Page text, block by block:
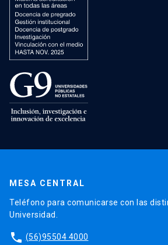
MESA CENTRAL
Teléfono para comunicarse con las
Universidad.
phone (56)95504 4000